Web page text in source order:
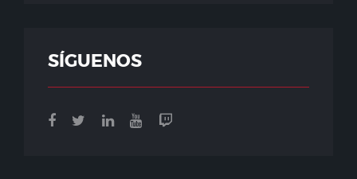
SÍGUENOS